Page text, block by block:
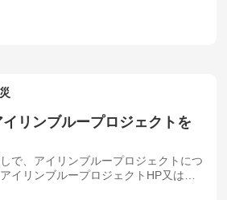
リンブループロジェクトを
で、アイリンブループロジェクトにつ
イリンブループロジェクトHP又は本